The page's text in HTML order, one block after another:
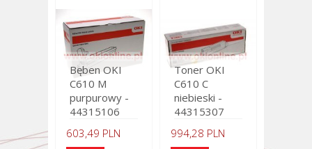
Bęben OKI
C610 M
purpurowy -
44315106
603,49 PLN
Toner OKI
C610 C
niebieski -
44315307
994,28 PLN